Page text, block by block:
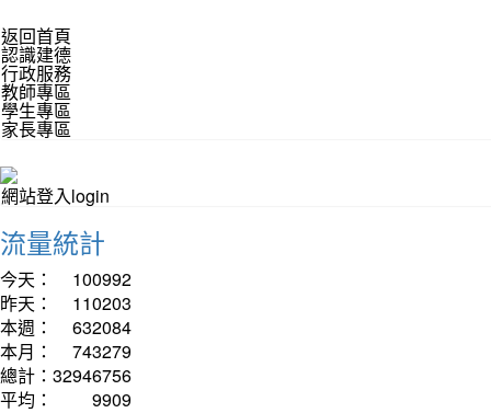
返回首頁
認識建德
行政服務
教師專區
學生專區
家長專區
網站登入login
流量統計
今天：
100992
昨天：
110203
本週：
632084
本月：
743279
總計： 32946756
平均：
9909